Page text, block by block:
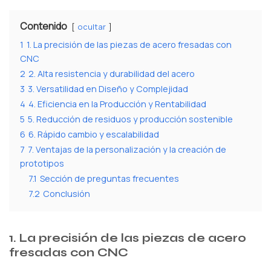
Contenido ocultar
1 1. La precisión de las piezas de acero fresadas con
CNC
2 2. Alta resistencia y durabilidad del acero
3 3. Versatilidad en Diseño y Complejidad
4 4. Eficiencia en la Producción y Rentabilidad
5 5. Reducción de residuos y producción sostenible
6 6. Rápido cambio y escalabilidad
7 7. Ventajas de la personalización y la creación de
prototipos
7.1 Sección de preguntas frecuentes
7.2 Conclusión
1. La precisión de las piezas de acero
fresadas con CNC